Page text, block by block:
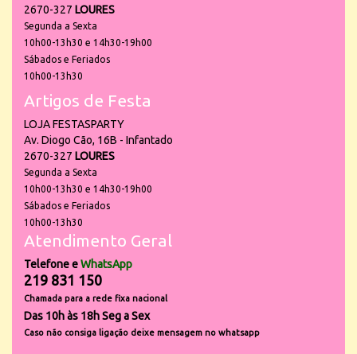
2670-327 LOURES
Segunda a Sexta
10h00-13h30 e 14h30-19h00
Sábados e Feriados
10h00-13h30
Artigos de Festa
LOJA FESTASPARTY
Av. Diogo Cão, 16B - Infantado
2670-327 LOURES
Segunda a Sexta
10h00-13h30 e 14h30-19h00
Sábados e Feriados
10h00-13h30
Atendimento Geral
Telefone eWhatsApp
219 831 150
Chamada para a rede fixa nacional
Das 10h às 18h Seg a Sex
Caso não consiga ligação deixe mensagem no whatsapp